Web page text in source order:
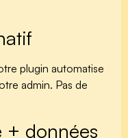
plugin automatise
admin. Pas de
données